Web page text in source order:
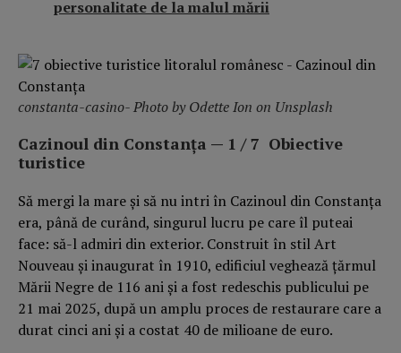
personalitate de la malul mării
constanta-casino- Photo byOdette Ion on Unsplash
Cazinoul din Constanța — 1 / 7 Obiective
turistice
Să mergi la mare și să nu intri în Cazinoul din Constanța
era, până de curând, singurul lucru pe care îl puteai
face: să-l admiri din exterior. Construit în stil Art
Nouveau și inaugurat în 1910, edificiul veghează țărmul
Mării Negre de 116 ani și a fost redeschis publicului pe
21 mai 2025, după un amplu proces de restaurare care a
durat cinci ani și a costat 40 de milioane de euro.